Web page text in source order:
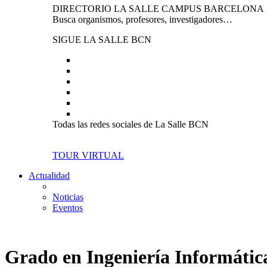
DIRECTORIO LA SALLE CAMPUS BARCELONA
Busca organismos, profesores, investigadores…
SIGUE LA SALLE BCN
Todas las redes sociales de La Salle BCN
TOUR VIRTUAL
Actualidad
Noticias
Eventos
Grado en Ingeniería